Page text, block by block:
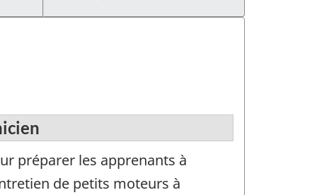
préparer les apprenants à
de petits moteurs à